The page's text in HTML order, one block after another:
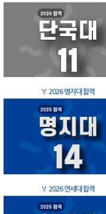
🏅 2026 명지대 합격
🏅 2026 연세대 합격